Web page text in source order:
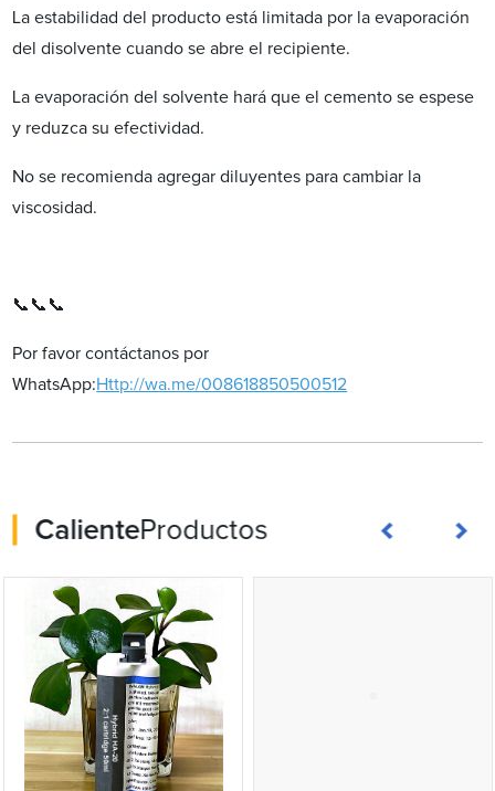
La estabilidad del producto está limitada por la evaporación
del disolvente cuando se abre el recipiente.
La evaporación del solvente hará que el cemento se espese
y reduzca su efectividad.
No se recomienda agregar diluyentes para cambiar la
viscosidad.
📞📞📞
Por favor contáctanos por
WhatsApp:Http://wa.me/008618850500512
CalienteProductos